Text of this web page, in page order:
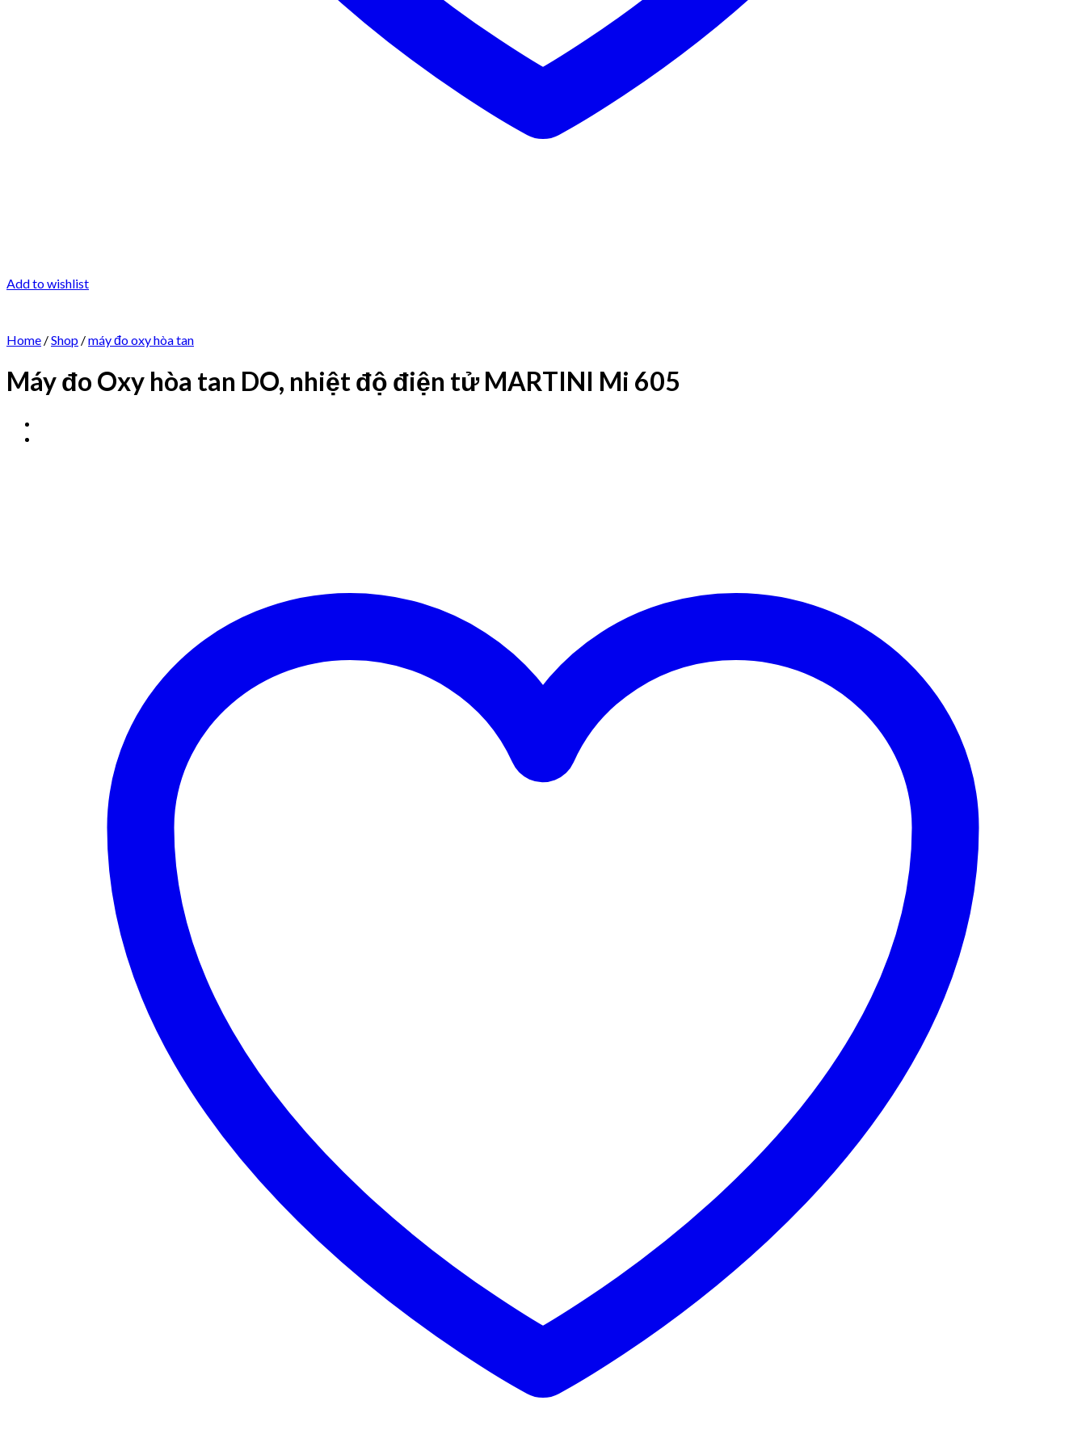
Add to wishlist
Home /Shop /máy đo oxy hòa tan
Máy đo Oxy hòa tan DO, nhiệt độ điện tử MARTINI Mi 605